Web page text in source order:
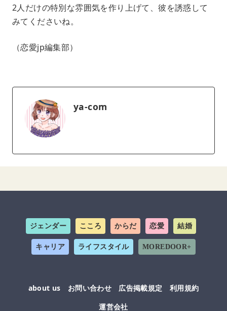
2人だけの特別な雰囲気を作り上げて、彼を誘惑して
みてくださいね。
（恋愛jp編集部）
ya-com
ジェンダー こころ からだ 恋愛 結婚
キャリア ライフスタイル MOREDOOR+
about us お問い合わせ 広告掲載規定
利用規約
運営会社